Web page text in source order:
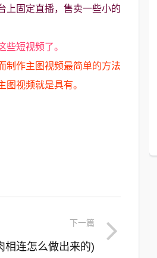
上固定直播，售卖一些小的
短视频了。
制作主图视频最简单的方法
视频就是具有。
下一篇
相连怎么做出来的)